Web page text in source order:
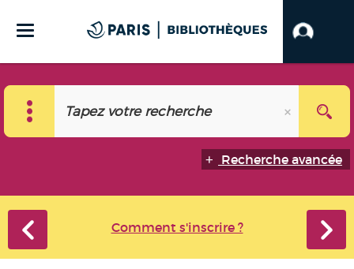
Recherche avancée
Comment s'inscrire ?